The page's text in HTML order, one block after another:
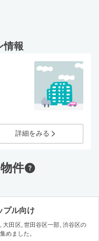
情報
詳細をみる
件
プル向け
大田区, 世田谷区一部, 渋谷区の
めました。